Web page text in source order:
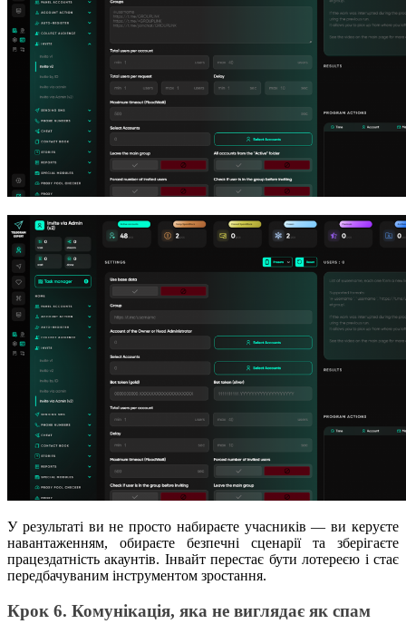
У результаті ви не просто набираєте учасників — ви керуєте
навантаженням, обираєте безпечні сценарії та зберігаєте
працездатність акаунтів. Інвайт перестає бути лотереєю і стає
передбачуваним інструментом зростання.
Крок 6. Комунікація, яка не виглядає як спам